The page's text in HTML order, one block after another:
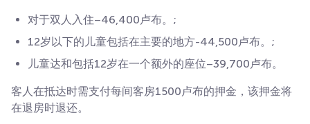
对于双人入住–46,400卢布。;
12岁以下的儿童包括在主要的地方-44,500卢布。;
儿童达和包括12岁在一个额外的座位–39,700卢布。
客人在抵达时需支付每间客房1500卢布的押金，该押金将
在退房时退还。